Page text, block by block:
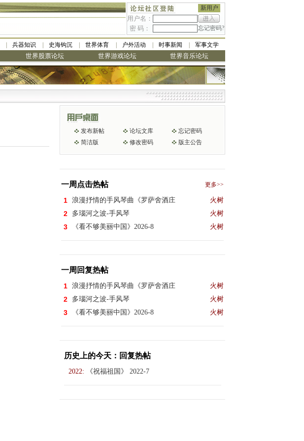
新用户
用户名：
密 码：
忘记密码?
兵器知识 史海钩沉 世界体育 户外活动 时事新闻 军事文学
世界股票论坛 世界游戏论坛 世界音乐论坛
发布新帖 论坛文库
忘记密码
简洁版
修改密码 版主公告
一周点击热帖 更多>>
1 浪漫抒情的手风琴曲《罗萨舍酒庄 火树
2 多瑙河之波-手风琴 火树
3 《看不够美丽中国》2026-8 火树
一周回复热帖
1 浪漫抒情的手风琴曲《罗萨舍酒庄 火树
2 多瑙河之波-手风琴 火树
3 《看不够美丽中国》2026-8 火树
历史上的今天：回复热帖
2022: 《祝福祖国》 2022-7